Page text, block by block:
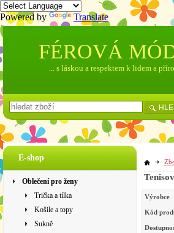
Powered by Translate
E-shop
Oblečení pro ženy
Trička a tílka
Košile a topy
Sukně
Výrobce
Kód
FÉROVÁ
... s láskou a respektem k lidem a